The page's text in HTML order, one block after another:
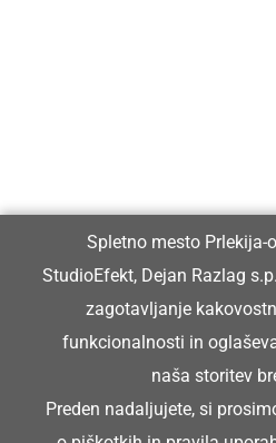
Glavni in odgovorni urednik:
Dejan Razlag
info@prlekija-on.net
Spletno mesto Prlekija-
StudioEfekt, Dejan Razlag
zagotavljanje
funkcionalnosti in
naša storitev
Preden nadaljujete, si